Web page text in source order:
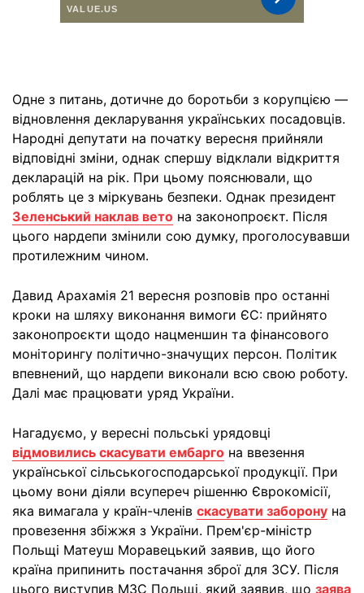
Одне з питань, дотичне до боротьби з корупцією —
відновлення декларування українських посадовців.
Народні депутати на початку вересня прийняли
відповідні зміни, однак спершу відклали відкриття
декларацій на рік. При цьому пояснювали, що
роблять це з міркувань безпеки. Однак президент
Зеленський наклав вето на законопроєкт. Після
цього нардепи змінили сою думку, проголосувавши
протилежним чином.
Давид Арахамія 21 вересня розповів про останні
кроки на шляху виконання вимоги ЄС: прийнято
законопроєкти щодо нацменшин та фінансового
моніторингу політично-значущих персон. Політик
впевнений, що нардепи виконали всю свою роботу.
Далі має працювати уряд України.
Нагадуємо, у вересні польські урядовці
відмовились скасувати ембарго на ввезення
української сільськогосподарської продукції. При
цьому вони діяли всупереч рішенню Єврокомісії,
яка вимагала у країн-членів скасувати заборону на
провезення збіжжя з України. Прем'єр-міністр
Польщі Матеуш Моравецький заявив, що його
країна припинить постачання зброї для ЗСУ. Після
цього виступив МЗС Польщі, який заявив, що заява